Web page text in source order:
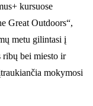
kursuose
Great Outdoors“,
metu gilintasi į
ribų bei miesto ir
mokymosi